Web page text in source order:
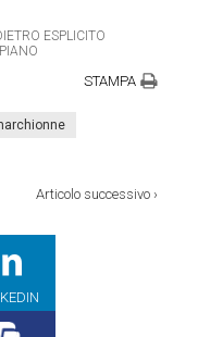
ESPLICITO
STAMPA
Articolo successivo›